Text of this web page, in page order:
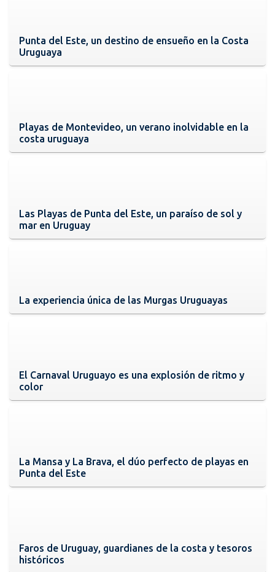
Punta del Este, un destino de ensueño en la Costa
Uruguaya
Playas de Montevideo, un verano inolvidable en la
costa uruguaya
Las Playas de Punta del Este, un paraíso de sol y
mar en Uruguay
La experiencia única de las Murgas Uruguayas
El Carnaval Uruguayo es una explosión de ritmo y
color
La Mansa y La Brava, el dúo perfecto de playas en
Punta del Este
Faros de Uruguay, guardianes de la costa y tesoros
históricos